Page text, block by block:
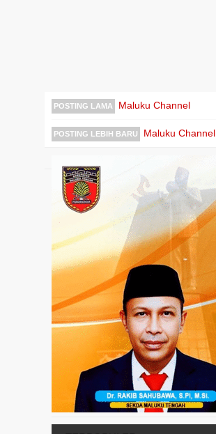
POSTING LAMA Maluku Channel
POSTING LEBIH BARU Maluku Channel